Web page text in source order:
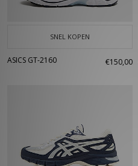
SNEL KOPEN
ASICS GT-2160 €150,00